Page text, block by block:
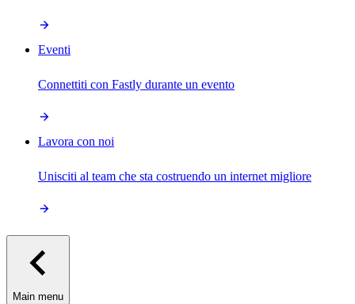
Eventi
Connettiti con Fastly durante un evento
Lavora con noi
Unisciti al team che sta costruendo un internet migliore
Main menu